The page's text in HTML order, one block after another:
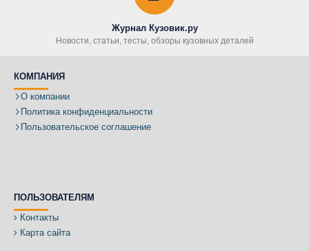
Журнал Кузовик.ру
Новости, статьи, тесты, обзоры кузовных деталей
КОМПАНИЯ
О компании
Политика конфиденциальности
Пользовательское соглашение
ПОЛЬЗОВАТЕЛЯМ
Контакты
Карта сайта